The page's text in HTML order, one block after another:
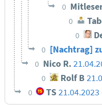
0
0
0
0 [Nachtrag]
0 Nico R.
0 Rolf B
0 TS21.04.2023